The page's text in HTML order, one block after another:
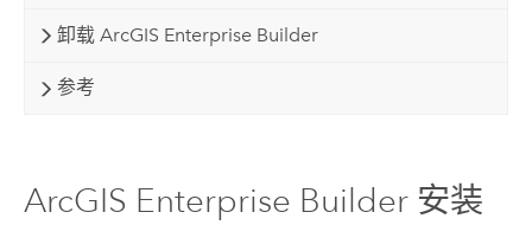
卸载 ArcGIS Enterprise Builder
参考
ArcGIS Enterprise Builder 安装